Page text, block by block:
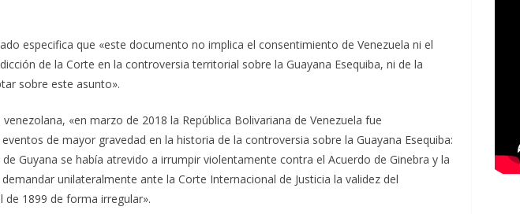
especifica que «este documento no implica el consentimiento de Venezuela ni el
de la Corte en la controversia territorial sobre la Guayana Esequiba, ni de la
sobre este asunto».
«en marzo de 2018 la República Bolivariana de Venezuela fue
de mayor gravedad en la historia de la controversia sobre la Guayana Esequiba:
Guyana se había atrevido a irrumpir violentamente contra el Acuerdo de Ginebra y la
unilateralmente ante la Corte Internacional de Justicia la validez del
1899 de forma irregular».